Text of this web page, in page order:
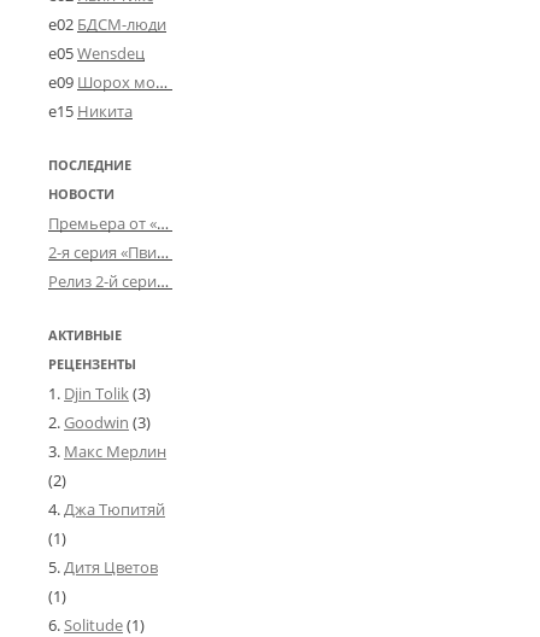
e02 БДСМ-люди
e05Wensdeц
e09 Шорох мозговины
e15 Никита
ПОСЛЕДНИЕ
НОВОСТИ
Премьера от «Усталого королевства»: «Игорь начал»
2-я серия «Пвин Тикса» от 2-D
Релиз 2-й серии «БДСМ-людей» от «Аркада Фильм»
АКТИВНЫЕ
РЕЦЕНЗЕНТЫ
Djin Tolik(3)
Goodwin (3)
Макс Мерлин
(2)
Джа Тюпитяй
(1)
Дитя Цветов
(1)
Solitude(1)